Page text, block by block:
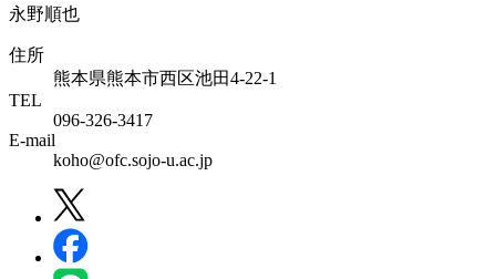
永野順也
住所
熊本県熊本市西区池田4-22-1
TEL
096-326-3417
E-mail
koho@ofc.sojo-u.ac.jp